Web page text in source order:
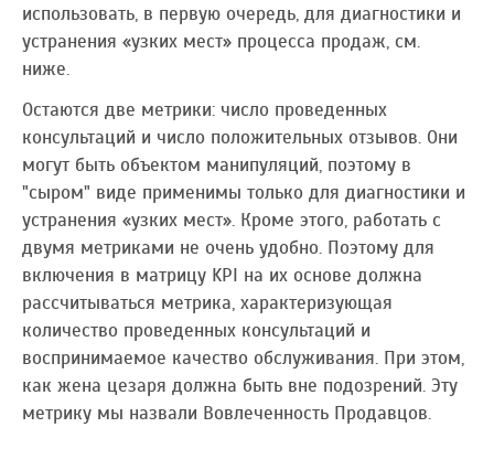
использовать, в первую очередь, для диагностики и
устранения «узких мест» процесса продаж, см.
ниже.
Остаются две метрики: число проведенных
консультаций и число положительных отзывов. Они
могут быть объектом манипуляций, поэтому в
"сыром" виде применимы только для диагностики и
устранения «узких мест». Кроме этого, работать с
двумя метриками не очень удобно. Поэтому для
включения в матрицу KPI на их основе должна
рассчитываться метрика, характеризующая
количество проведенных консультаций и
воспринимаемое качество обслуживания. При этом,
как жена цезаря должна быть вне подозрений. Эту
метрику мы назвали Вовлеченность Продавцов.